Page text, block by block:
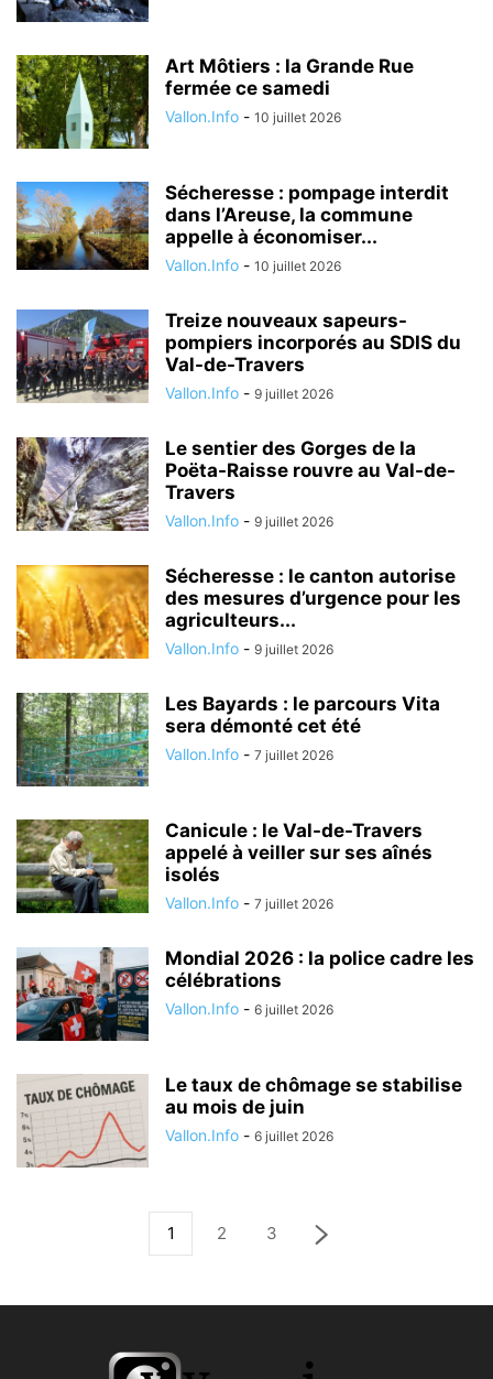
Art Môtiers : la Grande Rue
fermée ce samedi
Vallon.Info - 10 juillet 2026
Sécheresse : pompage interdit
dans l’Areuse, la commune
appelle à économiser...
Vallon.Info - 10 juillet 2026
Treize nouveaux sapeurs-
pompiers incorporés au SDIS du
Val-de-Travers
Vallon.Info - 9 juillet 2026
Le sentier des Gorges de la
Poëta-Raisse rouvre au Val-de-
Travers
Vallon.Info - 9 juillet 2026
Sécheresse : le canton autorise
des mesures d’urgence pour les
agriculteurs...
Vallon.Info - 9 juillet 2026
Les Bayards : le parcours Vita
sera démonté cet été
Vallon.Info - 7 juillet 2026
Canicule : le Val-de-Travers
appelé à veiller sur ses aînés
isolés
Vallon.Info - 7 juillet 2026
Mondial 2026 : la police cadre les
célébrations
Vallon.Info - 6 juillet 2026
Le taux de chômage se stabilise
au mois de juin
Vallon.Info - 6 juillet 2026
1 2 3